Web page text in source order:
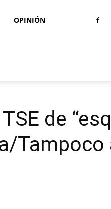
OPINIÓN
de
Tampoco